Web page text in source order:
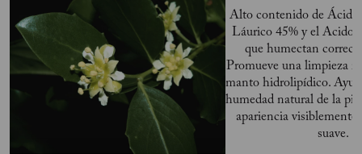
Alto contenido de
Láurico 45% y el Acido
que humectan
Promueve una limpieza
manto hidrolipídico.
humedad natural de la
apariencia visiblemente
suave.